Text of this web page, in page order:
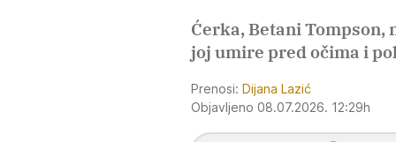
Ćerka, Betani Tompson,
joj umire pred očima i
Prenosi: Dijana Lazić
Objavljeno 08.07.2026. 12:29h